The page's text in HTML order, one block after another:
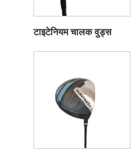
टाइटेनियम चालक वुड्स